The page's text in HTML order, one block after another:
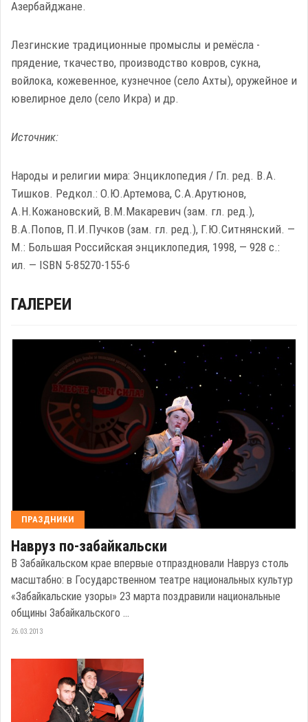
Азербайджане.
Лезгинские традиционные промыслы и ремёсла -
прядение, ткачество, производство ковров, сукна,
войлока, кожевенное, кузнечное (село Ахты), оружейное и
ювелирное дело (село Икра) и др.
Источник:
Народы и религии мира: Энциклопедия / Гл. ред. В.А.
Тишков. Редкол.: О.Ю.Артемова, С.А.Арутюнов,
А.Н.Кожановский, В.М.Макаревич (зам. гл. ред.),
В.А.Попов, П.И.Пучков (зам. гл. ред.), Г.Ю.Ситнянский. —
М.: Большая Российская энциклопедия, 1998, — 928 с.:
ил. — ISBN 5-85270-155-6
ГАЛЕРЕИ
ПРАЗДНИКИ
Навруз по-забайкальски
В Забайкальском крае впервые отпраздновали Навруз столь
масштабно: в Государственном театре национальных культур
«Забайкальские узоры» 23 марта поздравили национальные
общины Забайкальского ...
26.03.2013